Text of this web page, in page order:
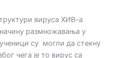
вируса ХИВ-а
размножавања у
су могли да стекну
чега је то вирус са